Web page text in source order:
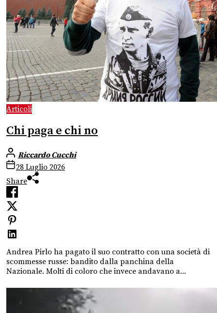
Articoli
Chi paga e chi no
Riccardo Cucchi
28 Luglio 2026
Share
Andrea Pirlo ha pagato il suo contratto con una società di
scommesse russe: bandito dalla panchina della
Nazionale. Molti di coloro che invece andavano a...